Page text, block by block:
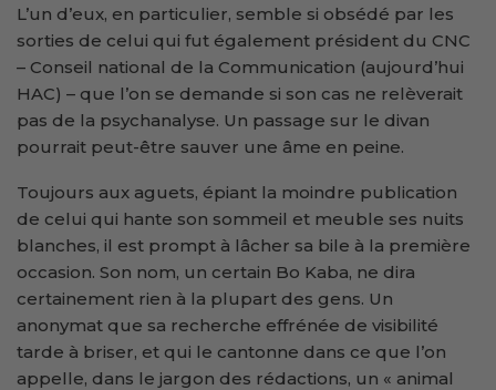
L’un d’eux, en particulier, semble si obsédé par les
sorties de celui qui fut également président du CNC
– Conseil national de la Communication (aujourd’hui
HAC) – que l’on se demande si son cas ne relèverait
pas de la psychanalyse. Un passage sur le divan
pourrait peut-être sauver une âme en peine.
Toujours aux aguets, épiant la moindre publication
de celui qui hante son sommeil et meuble ses nuits
blanches, il est prompt à lâcher sa bile à la première
occasion. Son nom, un certain Bo Kaba, ne dira
certainement rien à la plupart des gens. Un
anonymat que sa recherche effrénée de visibilité
tarde à briser, et qui le cantonne dans ce que l’on
appelle, dans le jargon des rédactions, un « animal